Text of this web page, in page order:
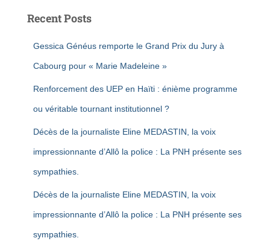
Recent Posts
Gessica Généus remporte le Grand Prix du Jury à
Cabourg pour « Marie Madeleine »
Renforcement des UEP en Haïti : énième programme
ou véritable tournant institutionnel ?
Décès de la journaliste Eline MEDASTIN, la voix
impressionnante d’Allô la police : La PNH présente ses
sympathies.
Décès de la journaliste Eline MEDASTIN, la voix
impressionnante d’Allô la police : La PNH présente ses
sympathies.